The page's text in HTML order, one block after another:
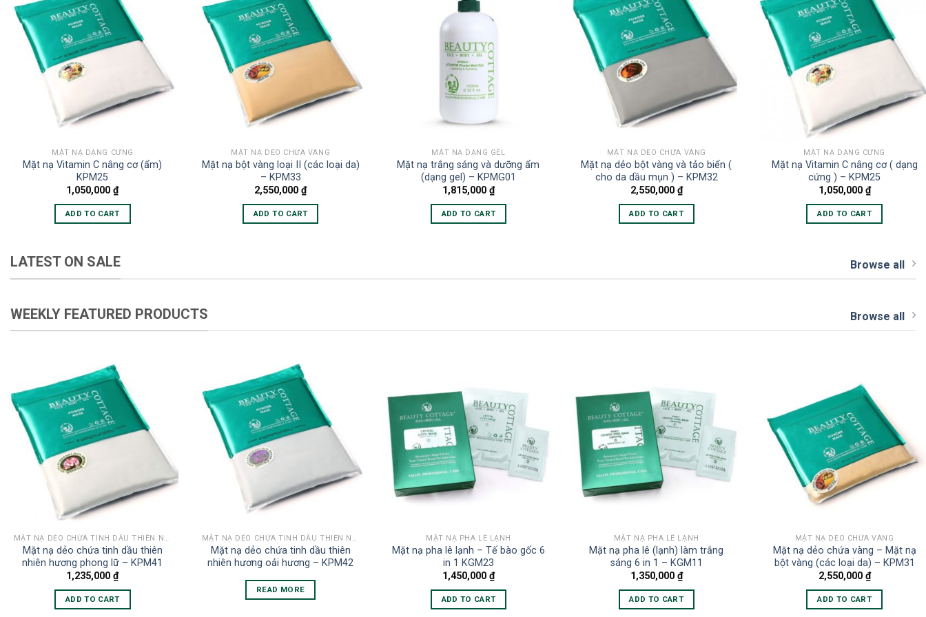
MẶT NẠ DẠNG CỨNG
Mặt nạ Vitamin C nâng cơ (ẩm)
KPM25
1,050,000₫
ADD TO CART
MẶT NẠ DẺO CHỨA VÀNG
Mặt nạ bột vàng loại II (các loại da)
– KPM33
2,550,000₫
ADD TO CART
MẶT NẠ DẠNG GEL
Mặt nạ trắng sáng và dưỡng ẩm
(dạng gel) – KPMG01
1,815,000 ₫
ADD TO CART
MẶT NẠ DẺO CHỨA VÀNG
Mặt nạ dẻo bột vàng và tảo biển (
cho da dầu mụn ) – KPM32
2,550,000 ₫
ADD TO CART
MẶT NẠ DẠNG CỨNG
Mặt nạ Vitamin C nâng cơ ( dạng
cứng ) – KPM25
1,050,000 ₫
ADD TO CART
LATEST ON SALE Browse all
WEEKLY FEATURED PRODUCTS Browse all
MẶT NẠ DẺO CHỨA TINH DẦU THIÊN NHIÊN
Mặt nạ dẻo chứa tinh dầu thiên
nhiên hương phong lữ – KPM41
1,235,000₫
ADD TO CART
MẶT NẠ DẺO CHỨA TINH DẦU THIÊN NHIÊN
Mặt nạ dẻo chứa tinh dầu thiên
nhiên hương oải hương – KPM42
READ MORE
MẶT NẠ PHA LÊ LẠNH
Mặt nạ pha lê lạnh – Tế bào gốc 6
in 1 KGM23
1,450,000 ₫
ADD TO CART
MẶT NẠ PHA LÊ LẠNH
Mặt nạ pha lê (lạnh) làm trắng
sáng 6 in 1 – KGM11
1,350,000 ₫
ADD TO CART
MẶT NẠ DẺO CHỨA VÀNG
Mặt nạ dẻo chứa vàng – Mặt nạ
bột vàng (các loại da) – KPM31
2,550,000 ₫
ADD TO CART